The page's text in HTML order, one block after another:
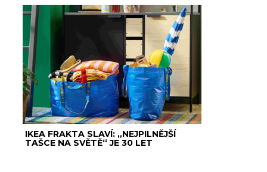
IKEA FRAKTA SLAVÍ: „NEJPILNĚJŠÍ
TAŠCE NA SVĚTĚ“ JE 30 LET